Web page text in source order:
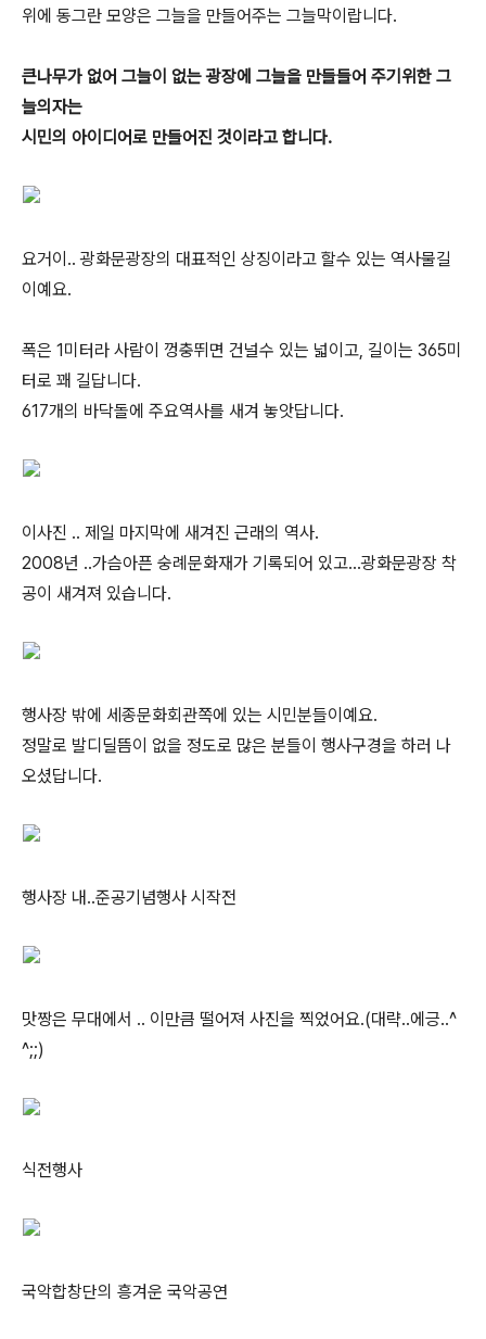
위에 동그란 모양은 그늘을 만들어주는 그늘막이랍니다.
큰나무가 없어 그늘이 없는 광장에 그늘을 만들들어 주기위한 그
늘의자는
시민의 아이디어로 만들어진 것이라고 합니다.
요거이.. 광화문광장의 대표적인 상징이라고 할수 있는 역사물길
이예요.
폭은 1미터라 사람이 껑충뛰면 건널수 있는 넓이고, 길이는 365미
터로 꽤 길답니다.
617개의 바닥돌에 주요역사를 새겨 놓앗답니다.
이사진 .. 제일 마지막에 새겨진 근래의 역사.
2008년 ..가슴아픈 숭례문화재가 기록되어 있고...광화문광장 착
공이 새겨져 있습니다.
행사장 밖에 세종문화회관쪽에 있는 시민분들이예요.
정말로 발디딜뜸이 없을 정도로 많은 분들이 행사구경을 하러 나
오셨답니다.
행사장 내..준공기념행사 시작전
맛짱은 무대에서 .. 이만큼 떨어져 사진을 찍었어요.(대략..에긍..^
^;;)
식전행사
국악합창단의 흥겨운 국악공연